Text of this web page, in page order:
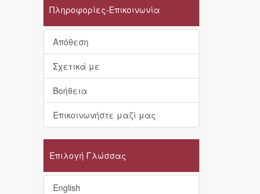
Πληροφορίες-Επικοινωνία
Απόθεση
Σχετικά με
Βοήθεια
Επικοινωνήστε μαζί μας
Επιλογή Γλώσσας
English